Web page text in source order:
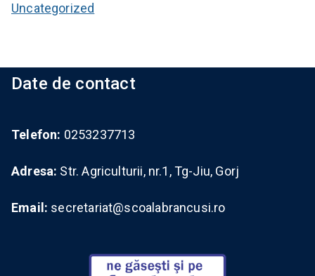
Uncategorized
Date de contact
Telefon: 0253237713
Adresa: Str. Agriculturii, nr.1, Tg-Jiu, Gorj
Email: secretariat@scoalabrancusi.ro